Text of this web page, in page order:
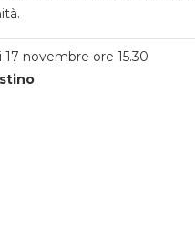
novembre ore 15.30